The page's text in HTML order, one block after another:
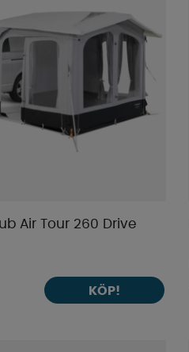
Air Tour 260 Drive
KÖP!